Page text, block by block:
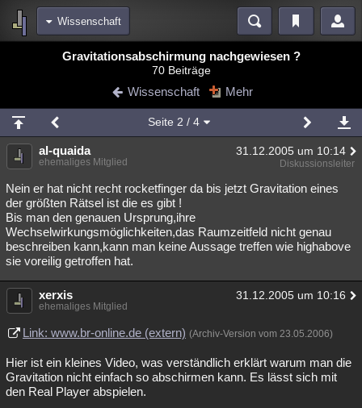
Wissenschaft
Blogs
Chat Wiki Neuigkeiten
meine Rubriken
Menschen Wissenschaft Mystery Kriminalfälle
Spiritualität Verschwörungen Technologie Ufologie
Natur Umfragen Unterhaltung
weitere Rubriken
Philosophie Träume
Astronomie Gaming Filme
Musik Clash Verbesserungen Allmystery English
Besucht Teilgenommen Alle Neue Geschlossen
Gravitationsabschirmung nachgewiesen ?
70 Beiträge
Wissenschaft Mehr
Seite 2 / 4
al-quaida 31.12.2005 um 10:14
ehemaliges Mitglied Diskussionsleiter
Nein er hat nicht recht rocketfinger da bis jetzt Gravitation eines
der größten Rätsel ist die es gibt !
Bis man den genauen Ursprung,ihre
Wechselwirkungsmöglichkeiten,das Raumzeitfeld nicht genau
beschreiben kann,kann man keine Aussage treffen wie highabove
sie voreilig getroffen hat.
xerxis 31.12.2005 um 10:16
ehemaliges Mitglied
Link: www.br-online.de (extern) (Archiv-Version vom 23.05.2006)
Hier ist ein kleines Video, was verständlich erklärt warum man die
Gravitation nicht einfach so abschirmen kann. Es lässt sich mit
den Real Player abspielen.